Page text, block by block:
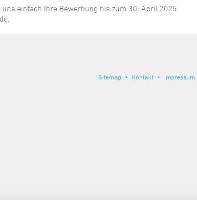
uns einfach Ihre Bewerbung bis zum 30. April 2025
Sitemap Kontakt Impressum